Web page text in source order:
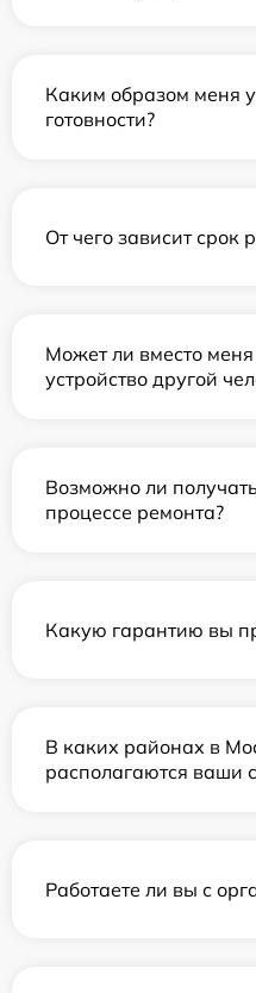
Каким образом меня
готовности?
От чего зависит срок
Может ли вместо
устройство другой
Возможно ли
процессе ремонта?
Какую гарантию вы
В каких районах в
располагаются ваши
Работаете ли вы с